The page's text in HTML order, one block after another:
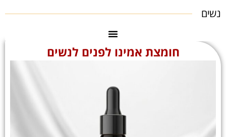
נשים
חומצת אמינו לפנים לנשים